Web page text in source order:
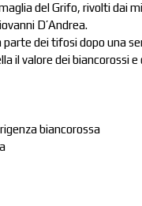
del Grifo, rivolti dai
D’Andrea.
dei tifosi dopo una
il valore dei biancorossi
biancorossa